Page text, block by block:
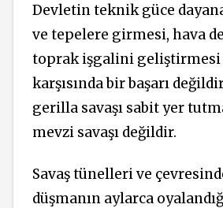
Devletin teknik güce
ve tepelere girmesi, hava
toprak işgalini geliştirmesi
karşısında bir başarı
gerilla savaşı sabit yer
mevzi savaşı değildir.
Savaş tünelleri ve
düşmanın aylarca